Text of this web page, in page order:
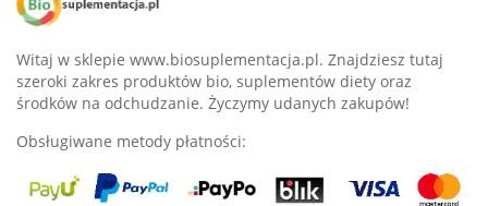
Witaj w sklepie www.biosuplementacja.pl. Znajdziesz tutaj
szeroki zakres produktów bio, suplementów diety oraz
środków na odchudzanie. Życzymy udanych zakupów!
Obsługiwane metody płatności: